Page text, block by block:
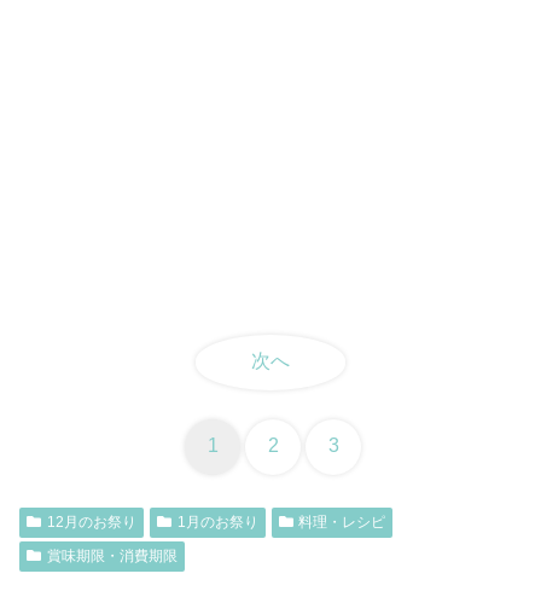
次へ
1 2 3
12月のお祭り 1月のお祭り
料理・レシピ
賞味期限・消費期限